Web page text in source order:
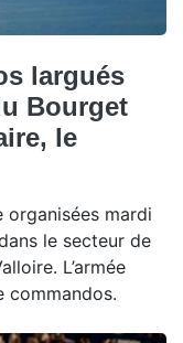
largués
Bourget
le
mardi
le secteur de
L’armée
commandos.